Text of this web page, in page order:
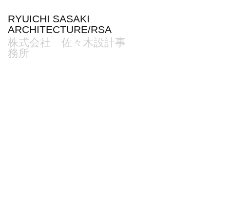
RYUICHI SASAKI
ARCHITECTURE/RSA
株式会社　佐々木設計事
務所